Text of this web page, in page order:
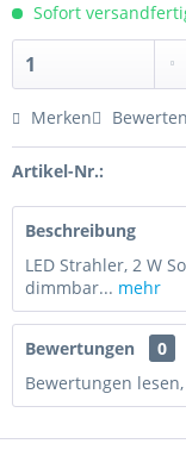
Sofort
Merken Bewerten
Artikel-Nr.:
Beschreibung
LED Strahler, 2 W
dimmbar... mehr
Bewertungen
0
Bewertungen